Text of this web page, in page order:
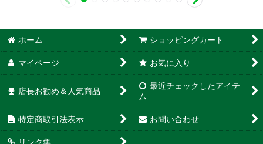
ホーム ショッピングカート
マイページ お気に入り
店長お勧め＆人気商品
最近チェックしたアイテ
ム
特定商取引法表示 お問い合わせ